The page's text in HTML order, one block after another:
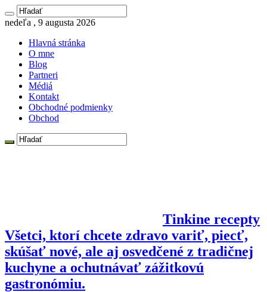
nedeľa , 9 augusta 2026
Hlavná stránka
O mne
Blog
Partneri
Médiá
Kontakt
Obchodné podmienky
Obchod
Tinkine recepty
Všetci, ktorí chcete zdravo variť, piecť,
skúšať nové, ale aj osvedčené z tradičnej
kuchyne a ochutnávať zážitkovú
gastronómiu.